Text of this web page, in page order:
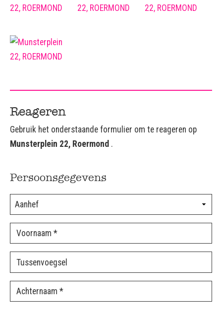
Reageren
Gebruik het onderstaande formulier om te reageren op
Munsterplein 22, Roermond .
Persoonsgegevens